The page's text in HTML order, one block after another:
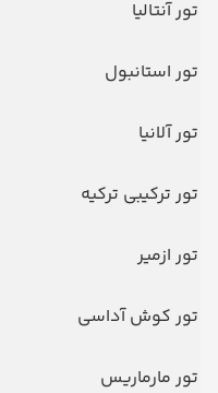
تور آنتالیا
تور استانبول
تور آلانیا
تور ترکیبی ترکیه
تور ازمیر
تور کوش آداسی
تور مارماریس
امکان خرید آنلاین
اعمال فیلتر